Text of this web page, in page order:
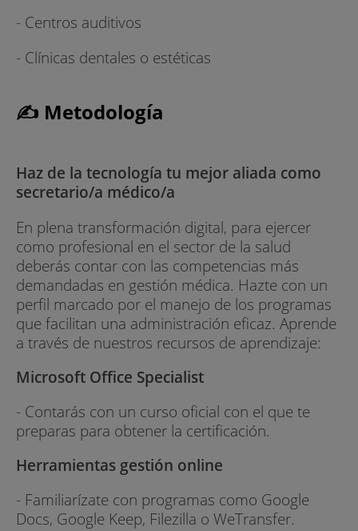
- Centros auditivos
- Clínicas dentales o estéticas
✍ Metodología
Haz de la tecnología tu mejor aliada como
secretario/a médico/a
En plena transformación digital, para ejercer
como profesional en el sector de la salud
deberás contar con las competencias más
demandadas en gestión médica. Hazte con un
perfil marcado por el manejo de los programas
que facilitan una administración eficaz. Aprende
a través de nuestros recursos de aprendizaje:
Microsoft Office Specialist
- Contarás con un curso oficial con el que te
preparas para obtener la certificación.
Herramientas gestión online
- Familiarízate con programas como Google
Docs, Google Keep, Filezilla o WeTransfer.